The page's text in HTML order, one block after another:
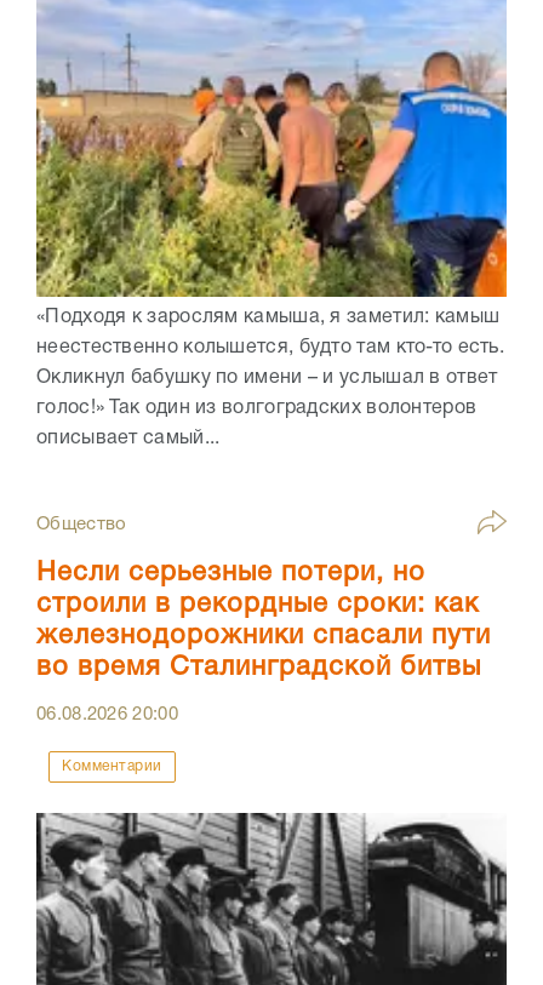
«Подходя к зарослям камыша, я заметил: камыш
неестественно колышется, будто там кто-то есть.
Окликнул бабушку по имени – и услышал в ответ
голос!» Так один из волгоградских волонтеров
описывает самый...
Общество
Несли серьезные потери, но
строили в рекордные сроки: как
железнодорожники спасали пути
во время Сталинградской битвы
06.08.202620:00
Комментарии